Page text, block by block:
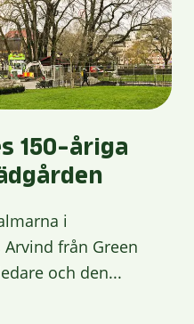
150-åriga
i
från Green
och den...